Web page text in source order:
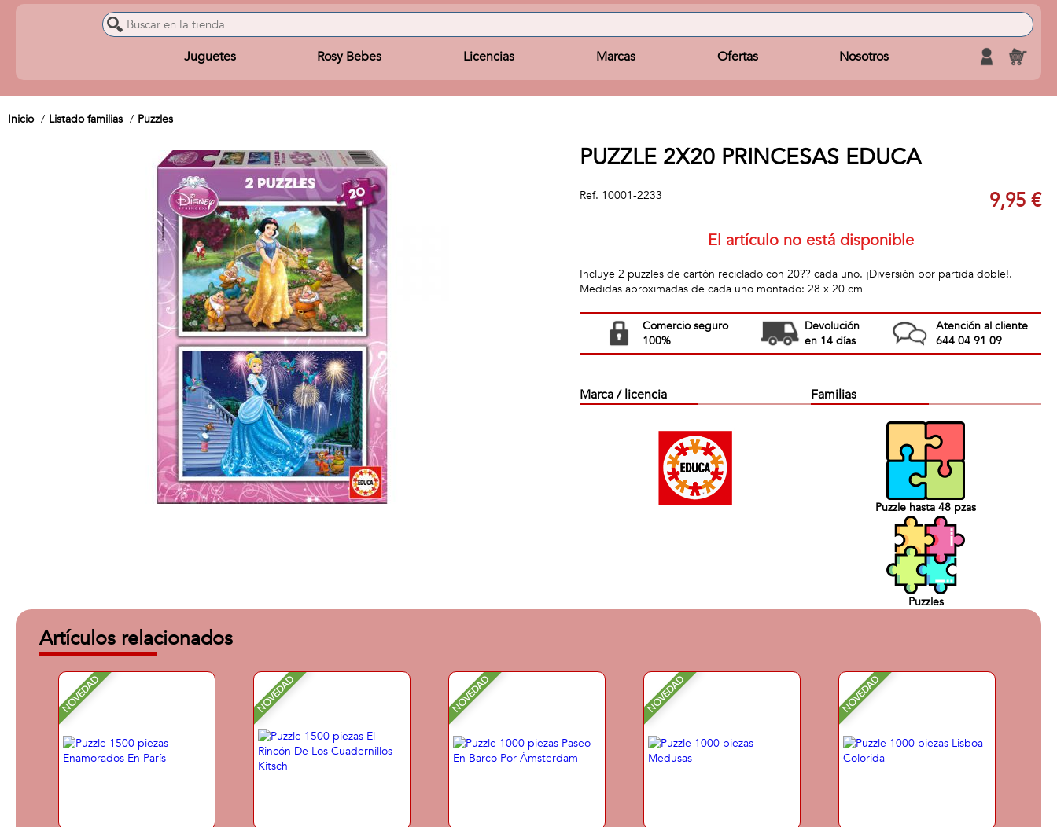
Juguetes Rosy Bebes Licencias Marcas Ofertas Nosotros
Inicio Listado familias Puzzles
PUZZLE 2X20 PRINCESAS EDUCA
Ref. 10001-2233 9,95 €
El artículo no está disponible
Incluye 2 puzzles de cartón reciclado con 20?? cada uno. ¡Diversión por partida doble!.
Medidas aproximadas de cada uno montado: 28 x 20 cm
Comercio seguro
100%
Devolución
en 14 días
Atención al cliente
644 04 91 09
Marca / licencia Familias
Puzzle hasta 48 pzas
Puzzles
Artículos relacionados
NOVEDAD NOVEDAD NOVEDAD NOVEDAD NOVEDAD